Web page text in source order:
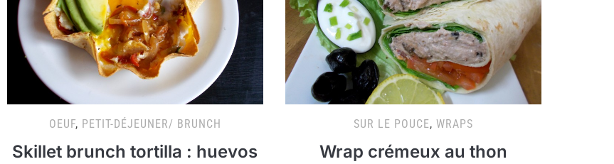
OEUF, PETIT-DÉJEUNER/ BRUNCH
Skillet brunch tortilla : huevos
SUR LE POUCE, WRAPS
Wrap crémeux au thon